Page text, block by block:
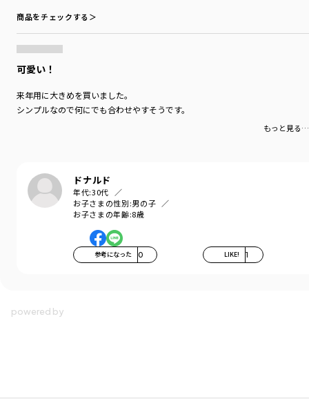
商品をチェックする＞
可愛い！
来年用に大きめを買いました。
シンプルなので何にでも合わせやすそうです。
もっと見る…
ドナルド
年代:30代
お子さまの性別:男の子
お子さまの年齢:8歳
参考になった 0 LIKE! 1